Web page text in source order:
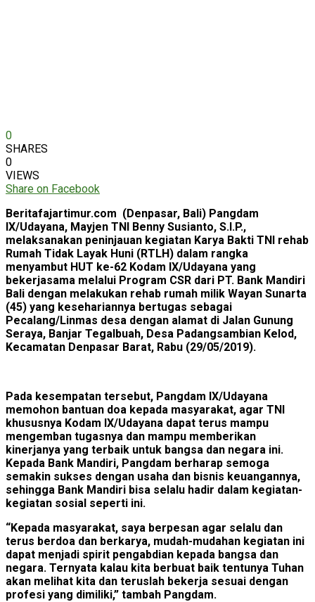
0
SHARES
0
VIEWS
Share on Facebook
Beritafajartimur.com (Denpasar, Bali) Pangdam
IX/Udayana, Mayjen TNI Benny Susianto, S.I.P.,
melaksanakan peninjauan kegiatan Karya Bakti TNI rehab
Rumah Tidak Layak Huni (RTLH) dalam rangka
menyambut HUT ke-62 Kodam IX/Udayana yang
bekerjasama melalui Program CSR dari PT. Bank Mandiri
Bali dengan melakukan rehab rumah milik Wayan Sunarta
(45) yang kesehariannya bertugas sebagai
Pecalang/Linmas desa dengan alamat di Jalan Gunung
Seraya, Banjar Tegalbuah, Desa Padangsambian Kelod,
Kecamatan Denpasar Barat, Rabu (29/05/2019).
Pada kesempatan tersebut, Pangdam IX/Udayana
memohon bantuan doa kepada masyarakat, agar TNI
khususnya Kodam IX/Udayana dapat terus mampu
mengemban tugasnya dan mampu memberikan
kinerjanya yang terbaik untuk bangsa dan negara ini.
Kepada Bank Mandiri, Pangdam berharap semoga
semakin sukses dengan usaha dan bisnis keuangannya,
sehingga Bank Mandiri bisa selalu hadir dalam kegiatan-
kegiatan sosial seperti ini.
“Kepada masyarakat, saya berpesan agar selalu dan
terus berdoa dan berkarya, mudah-mudahan kegiatan ini
dapat menjadi spirit pengabdian kepada bangsa dan
negara. Ternyata kalau kita berbuat baik tentunya Tuhan
akan melihat kita dan teruslah bekerja sesuai dengan
profesi yang dimiliki,” tambah Pangdam.